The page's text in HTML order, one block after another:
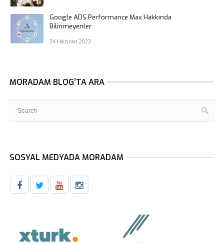
Google ADS Performance Max Hakkında
Bilinmeyenler
24 Haziran 2023
MORADAM BLOG’TA ARA
SOSYAL MEDYADA MORADAM